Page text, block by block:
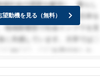
通信インフラとICTの両方を一
と、地域密着の営業網を持つか
自治体の“まだDXが進んでいな
込み、より多くの企業に、課題
案ができると感じ志望しまし
域社会の課題を解決し、暮らし
がしたいと考え、NTT西日本を
地域密着型で社会インフラを支
く共感しています。大学では〇
〇や〇〇、〇〇を学びました。
を出す力も培いました。これら
望動機を見る（無料）